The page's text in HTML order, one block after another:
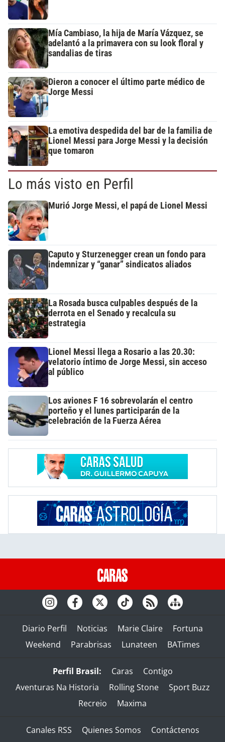
Mía Cambiaso, la hija de María Vázquez, se
adelantó a la primavera con su look floral y
sandalias de tiras
Dieron a conocer el último parte médico de
Jorge Messi
La emotiva despedida del bar de la familia de
Lionel Messi para Jorge Messi y la decisión
que tomaron
Lo más visto en Perfil
Murió Jorge Messi, el papá de Lionel Messi
Caputo y Sturzenegger crean un fondo para
indemnizar y “ganar” sindicatos aliados
La Rosada busca culpables después de la
derrota en el Senado y recalcula su
estrategia
Lionel Messi llega a Rosario a las 20.30:
velatorio íntimo de Jorge Messi, sin acceso
al público
Los aviones F 16 sobrevolarán el centro
porteño y el lunes participarán de la
celebración de la Fuerza Aérea
Diario Perfil Noticias Marie Claire
Fortuna
Weekend
Parabrisas Lunateen BATimes
Perfil Brasil: Caras
Contigo
Aventuras Na Historia
Rolling Stone
Sport Buzz
Recreio
Maxima
Canales RSS Quienes Somos
Contáctenos